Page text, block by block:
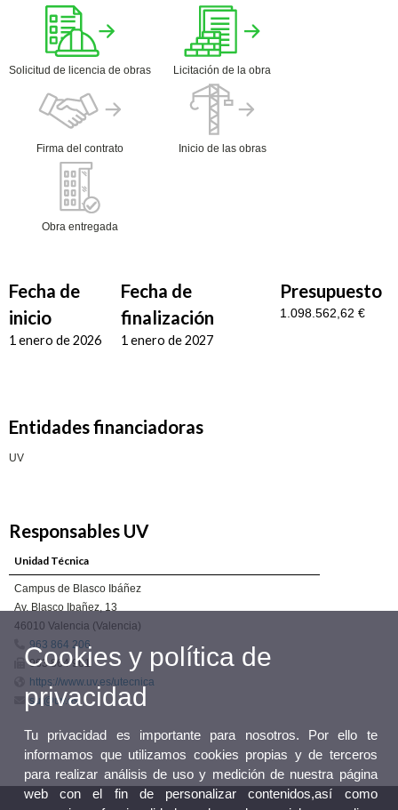
Solicitud de licencia de obras Licitación de la obra
Firma del contrato Inicio de las obras
Obra entregada
Fecha de
inicio
1 enero de 2026
Fecha de
finalización
1 enero de 2027
Presupuesto
1.098.562,62 €
Entidades financiadoras
UV
Responsables UV
Unidad Técnica
Campus de Blasco Ibáñez
Av. Blasco Ibañez, 13
46010 Valencia (Valencia)
963 864 206
963 864 961
https://www.uv.es/utecnica
sut@uv.es
Cookies y política de
privacidad
Tu privacidad es importante para nosotros. Por ello te
informamos que utilizamos cookies propias y de terceros
para realizar análisis de uso y medición de nuestra página
web con el fin de personalizar contenidos,así como